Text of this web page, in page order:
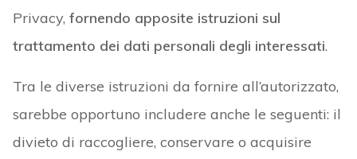
Privacy, fornendo apposite istruzioni sul
trattamento dei dati personali degli interessati.
Tra le diverse istruzioni da fornire all’autorizzato,
sarebbe opportuno includere anche le seguenti: il
divieto di raccogliere, conservare o acquisire